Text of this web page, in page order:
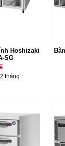
Hoshizaki
SG
tháng